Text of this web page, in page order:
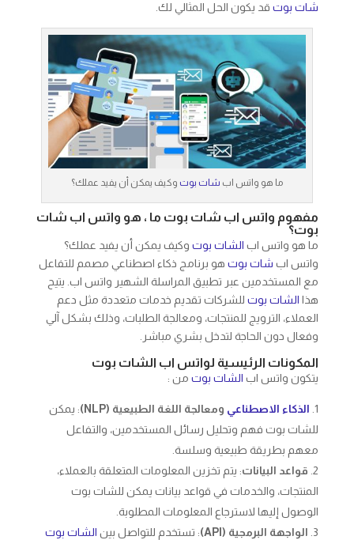
شات بوتقد يكون الحل المثالي لك.
ما هو واتس اب شات بوت وكيف يمكن أن يفيد عملك؟
مفهوم واتس اب شات بوت ما ، هو واتس اب شات
بوت؟
ما هو واتس اب الشات بوتوكيف يمكن أن يفيد عملك؟
واتس اب شات بوتهو برنامج ذكاء اصطناعي مصمم للتفاعل
مع المستخدمين عبر تطبيق المراسلة الشهير واتس اب. يتيح
هذا الشات بوتللشركات تقديم خدمات متعددة مثل دعم
العملاء، الترويج للمنتجات، ومعالجة الطلبات، وذلك بشكل آلي
وفعال دون الحاجة لتدخل بشري مباشر.
المكونات الرئيسية لواتس اب الشات بوت
يتكون واتس اب الشات بوتمن :
الذكاء الاصطناعي ومعالجة اللغة الطبيعية (NLP)
: يمكن
للشات بوت فهم وتحليل رسائل المستخدمين، والتفاعل
معهم بطريقة طبيعية وسلسة.
قواعد البيانات: يتم تخزين المعلومات المتعلقة بالعملاء،
المنتجات، والخدمات في قواعد بيانات يمكن للشات بوت
الوصول إليها لاسترجاع المعلومات المطلوبة.
الواجهة البرمجية (API)
: تستخدم للتواصل بين الشات بوت